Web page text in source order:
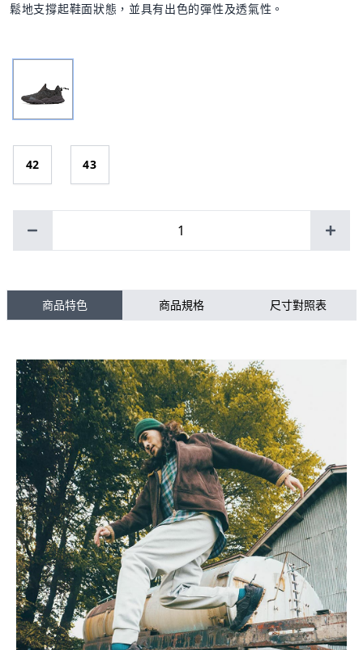
鬆地支撐起鞋面狀態，並具有出色的彈性及透氣性。
42 43
1
商品特色 商品規格 尺寸對照表